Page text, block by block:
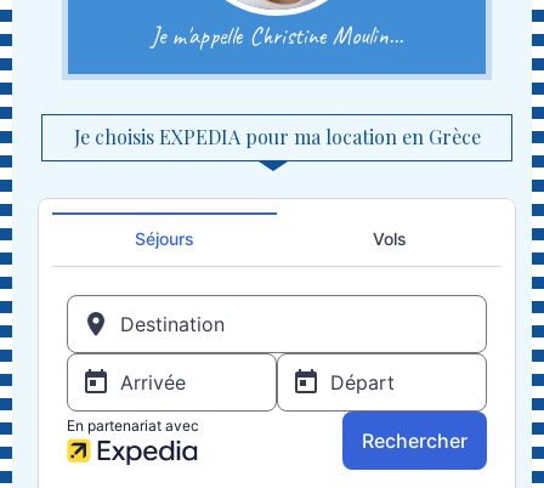
Je m'appelle Christine Moulin...
Je choisis EXPEDIA pour ma location en Grèce